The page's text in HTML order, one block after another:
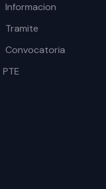
Informacion
Tramite
Convocatoria
PTE